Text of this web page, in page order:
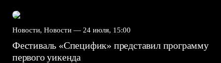
Новости, Новости — 24 июля, 15:00
Фестиваль «Специфик» представил программу
первого уикенда